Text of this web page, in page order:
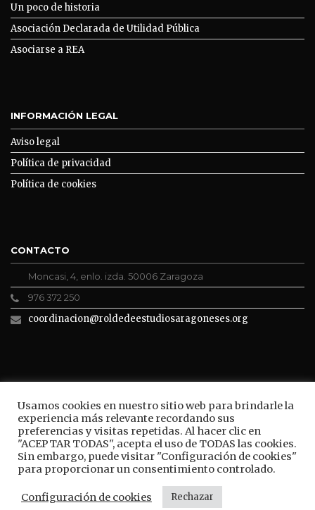
Usamos cookies en nuestro sitio web para brindarle la
experiencia más relevante recordando sus
preferencias y visitas repetidas. Al hacer clic en
"ACEPTAR TODAS", acepta el uso de TODAS las cookies.
Sin embargo, puede visitar "Configuración de cookies"
para proporcionar un consentimiento controlado.
Configuración de cookies Rechazar
Un poco de historia
Asociación Declarada de Utilidad Pública
Asociarse a REA
INFORMACIÓN LEGAL
Aviso legal
Política de privacidad
Política de cookies
CONTACTO
Moncasi, 4, enlo. izda. 50006 Zaragoza
976 372 250
coordinacion@roldedeestudiosaragoneses.org
ROLDE CONECTA
BUSCAR